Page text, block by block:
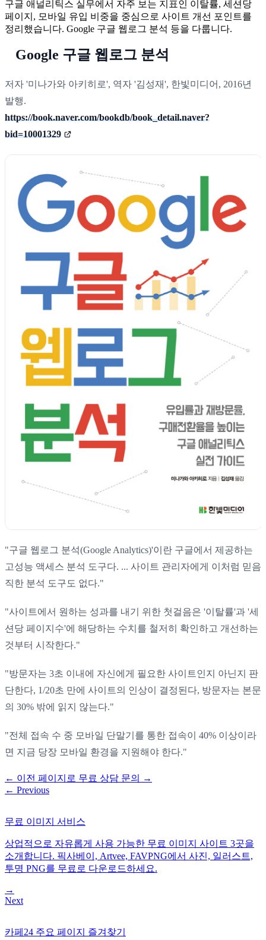
구글 애널리틱스 실무에서 자주 보는 지표인 이탈률, 세션당
페이지, 모바일 유입 비중을 중심으로 사이트 개선 포인트를
정리했습니다. Google 구글 웹로그 분석 등을 다룹니다.
Google 구글 웹로그 분석
저자 '미나가와 아키히로', 역자 '김성재', 한빛미디어, 2016년
발행.
https://book.naver.com/bookdb/book_detail.naver?
bid=10001329
"구글 웹로그 분석(Google Analytics)'이란 구글에서 제공하는
고성능 액세스 분석 도구다. ... 사이트 관리자에게 이처럼 믿음
직한 분석 도구도 없다."
"사이트에서 원하는 성과를 내기 위한 첫걸음은 '이탈률'과 '세
션당 페이지수'에 해당하는 수치를 철저히 확인하고 개선하는
것부터 시작한다."
"방문자는 3초 이내에 자신에게 필요한 사이트인지 아닌지 판
단한다, 1/20초 만에 사이트의 인상이 결정된다, 방문자는 본문
의 30% 밖에 읽지 않는다."
"전체 접속 수 중 모바일 단말기를 통한 접속이 40% 이상이라
면 지금 당장 모바일 환경을 지원해야 한다."
← 이전 페이지로 무료 상담 문의
→
← Previous
무료 이미지 서비스
상업적으로 자유롭게 사용 가능한 무료 이미지 사이트 3곳을
소개합니다. 픽사베이, Artvee, FAVPNG에서 사진, 일러스트,
투명 PNG를 무료로 다운로드하세요.
→
Next
카페24 주요 페이지 즐겨찾기